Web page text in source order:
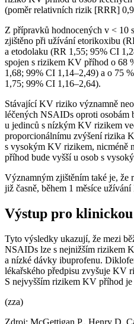
(poměr relativních rizik [RRR]
Z přípravků hodnocených v <
zjištěno při užívání etorikoxibu
a etodolaku (RR 1,55; 95% CI
spojen s rizikem KV příhod o 68
1,68; 99% CI 1,14–2,49) a o 75
1,75; 99% CI 1,16–2,64).
Stávající KV riziko významně
léčených NSAIDs oproti osobám
u jedinců s nízkým KV rizikem
proporcionálnímu zvýšení rizika
s vysokým KV rizikem, nicméně
příhod bude vyšší u osob s
Významným zjištěním také je,
již časně, během 1 měsíce
Výstup pro
Tyto výsledky ukazují, že mezi
NSAIDs lze s nejnižším rizikem
a nízké dávky ibuprofenu.
lékařského předpisu zvyšuje KV
S nejvyšším rizikem KV příhod
(zza)
Zdroj: McGettigan P., Henry D.